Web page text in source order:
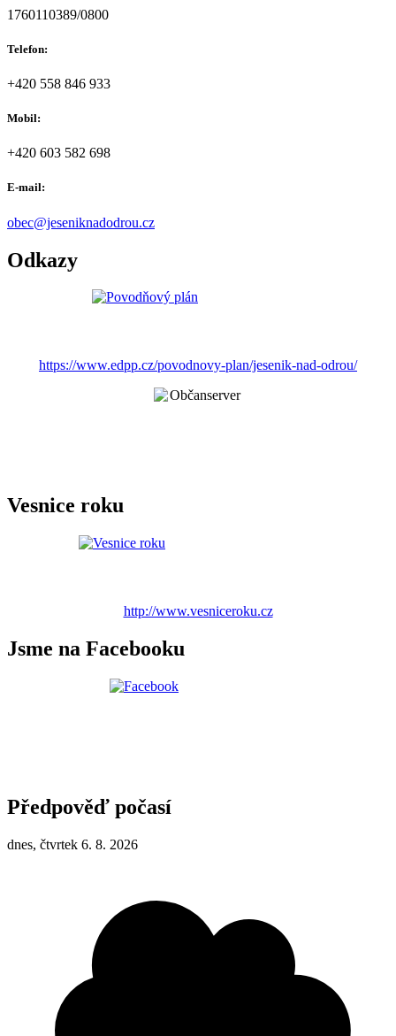
1760110389/0800
Telefon:
+420 558 846 933
Mobil:
+420 603 582 698
E-mail:
obec@jeseniknadodrou.cz
Odkazy
https://www.edpp.cz/povodnovy-plan/jesenik-nad-odrou/
Vesnice roku
http://www.vesniceroku.cz
Jsme na Facebooku
Předpověď počasí
dnes, čtvrtek 6. 8. 2026